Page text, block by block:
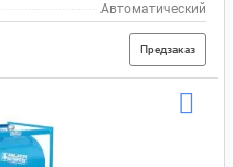
Автоматический
Предзаказ